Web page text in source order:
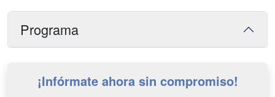
Programa
¡Infórmate ahora sin compromiso!